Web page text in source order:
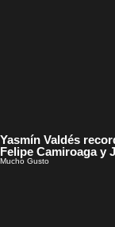
Yasmín Valdés
Felipe Camiroaga y
Mucho Gusto